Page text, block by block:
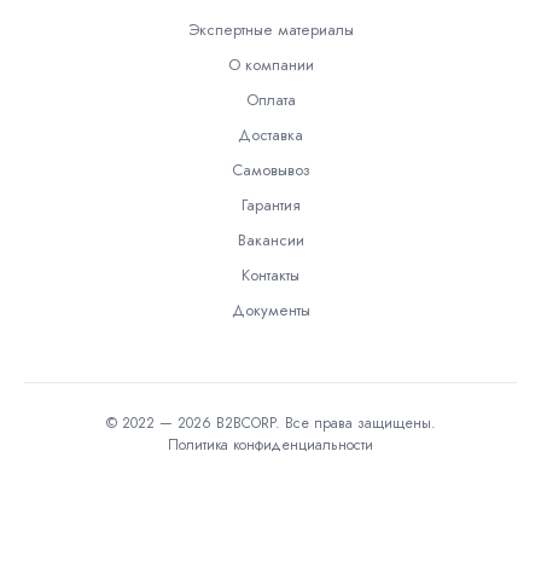
Экспертные материалы
О компании
Оплата
Доставка
Самовывоз
Гарантия
Вакансии
Контакты
Документы
© 2022 — 2026 B2BCORP. Все права защищены.
Политика конфиденциальности